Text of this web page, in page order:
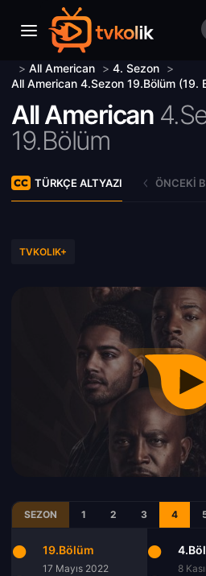
> All American > 4. Sezon >
All American 4.Sezon 19.Bölüm (19.
All American
19.Bölüm
TÜRKÇE ALTYAZI ÖNCEKI
TVKOLIK+
SEZON 1 2 3 4
19.Bölüm
17 Mayıs 2022 8